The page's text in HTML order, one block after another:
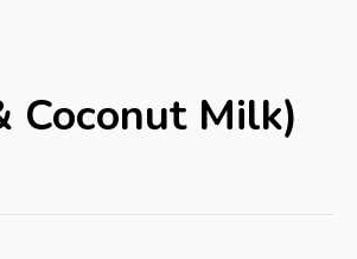
Coconut Milk)